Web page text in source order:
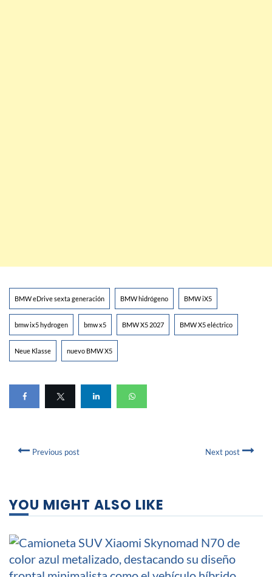
BMW eDrive sexta generación BMW hidrógeno BMW iX5
bmw ix5 hydrogen bmw x5 BMW X5 2027 BMW X5 eléctrico
Neue Klasse nuevo BMW X5
Previous post Next post
YOU MIGHT ALSO LIKE